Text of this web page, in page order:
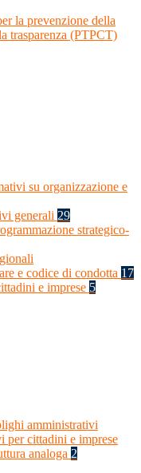
la prevenzione della
trasparenza (PTPCT)
su organizzazione e
generali 29
strategico-
e codice di condotta 17
e imprese 5
amministrativi
per cittadini e imprese
analoga 2